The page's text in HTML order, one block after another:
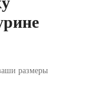
размеры